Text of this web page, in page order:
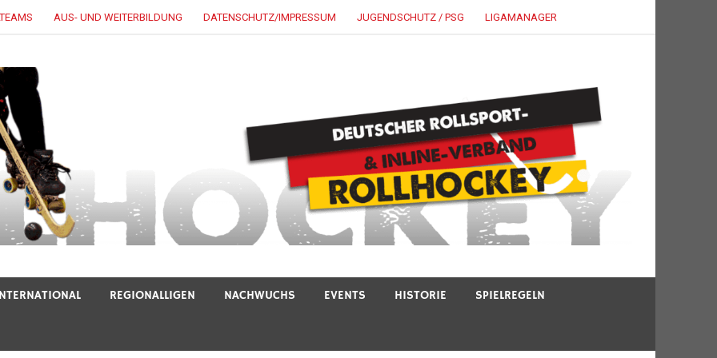
AUS- UND WEITERBILDUNG DATENSCHUTZ/IMPRESSUM JUGENDSCHUTZ / PSG LIGAMANAGER
REGIONALLIGEN NACHWUCHS EVENTS HISTORIE SPIELREGELN